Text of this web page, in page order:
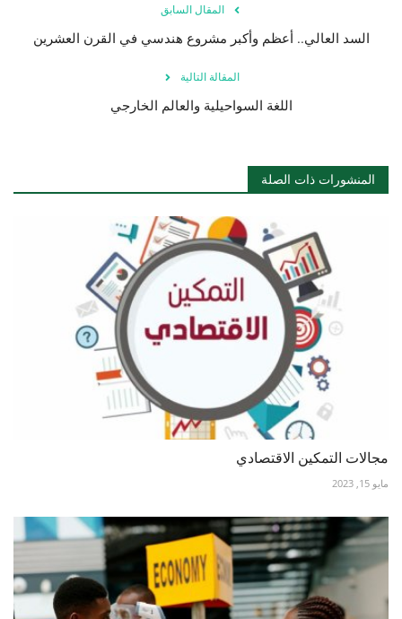
المقال السابق
السد العالي.. أعظم وأكبر مشروع هندسي في القرن العشرين
المقالة التالية
اللغة السواحيلية والعالم الخارجي
المنشورات ذات الصلة
مجالات التمكين الاقتصادي
مايو 15, 2023